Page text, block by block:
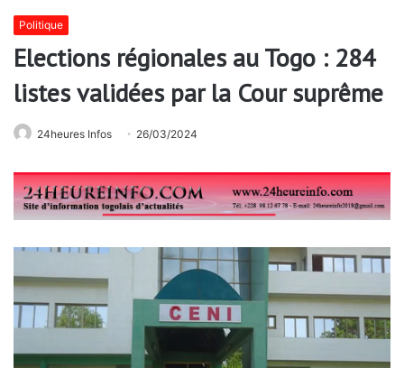
Politique
Elections régionales au Togo : 284
listes validées par la Cour suprême
24heures Infos 26/03/2024